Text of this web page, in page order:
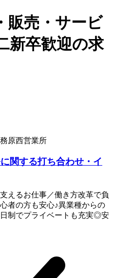
販売・サービ
新卒歓迎の求
原西営業所
関する打ち合わせ・イ
えるお仕事／働き方改革で負
者の方も安心♪異業種からの
制でプライベートも充実◎安